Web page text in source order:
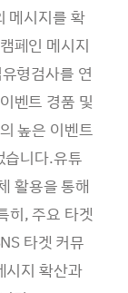
메시지를 확
페인 메시지
형검사를 연
벤트 경품 및
높은 이벤트
습니다.유튜
활용을 통해
히, 주요 타겟
타겟 커뮤
시지 확산과